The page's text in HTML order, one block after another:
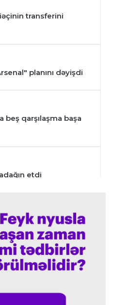
transferini
planını dəyişdi
beş qarşılaşma başa
etdi
qarşı keçirilməsi
oyununu ləğv etdi
sui-istifadə edib"